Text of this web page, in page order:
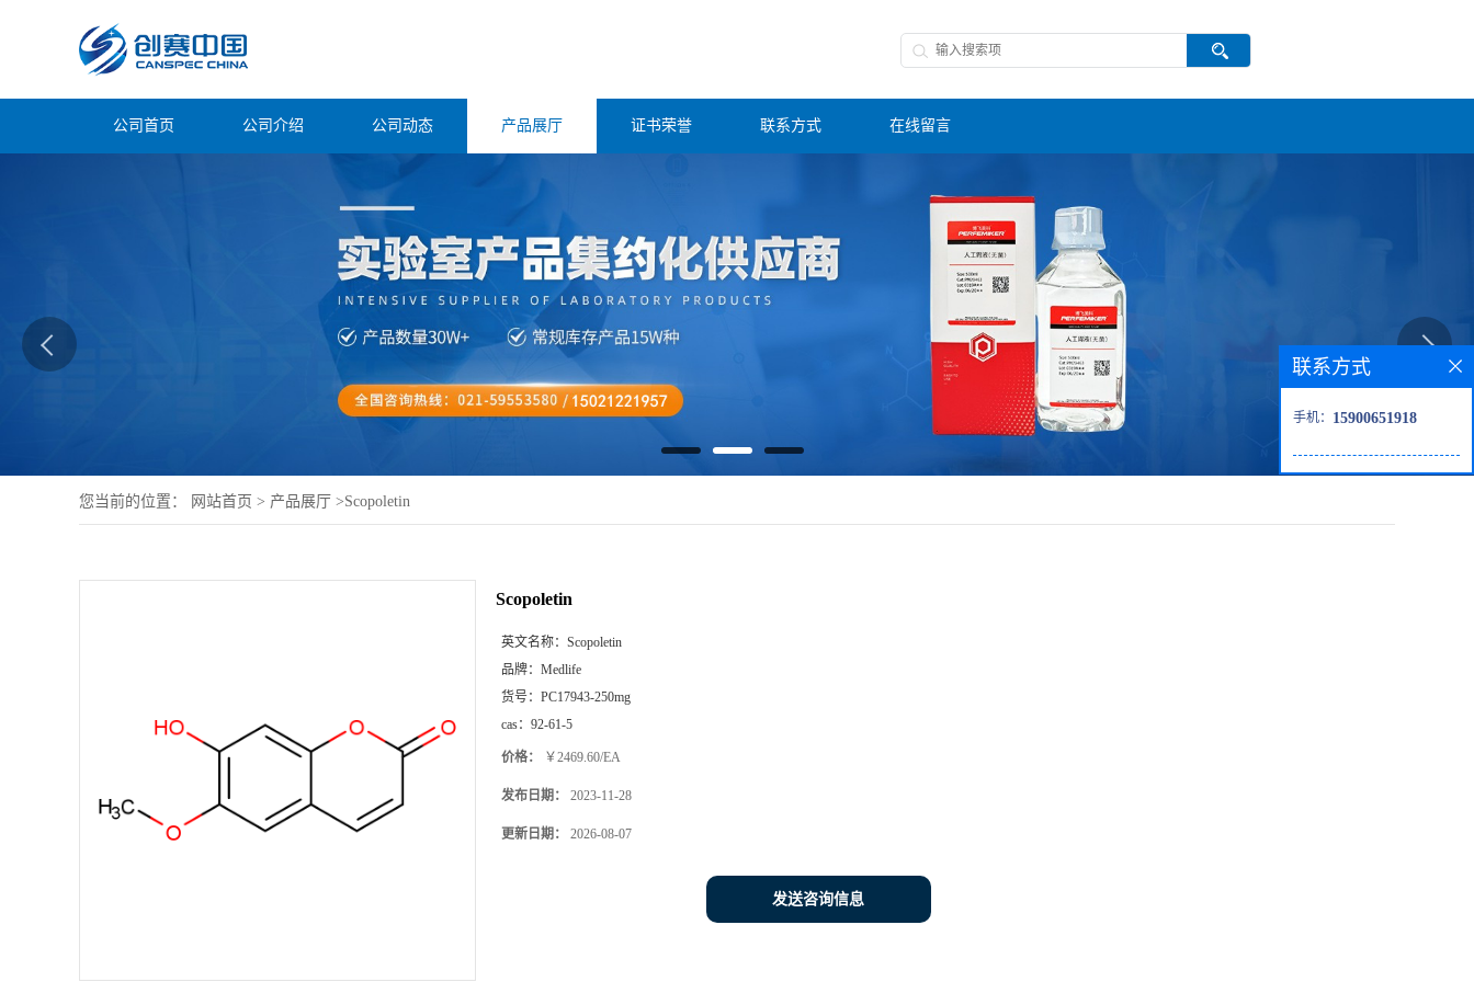
公司首页 公司介绍 公司动态 产品展厅 证书荣誉 联系方式 在线留言
您当前的位置： 网站首页 > 产品展厅 >Scopoletin
Scopoletin
英文名称： Scopoletin
品牌： Medlife
货号： PC17943-250mg
cas： 92-61-5
价格： ￥2469.60/EA
发布日期： 2023-11-28
更新日期： 2026-08-07
发送咨询信息
联系方式
手机： 15900651918